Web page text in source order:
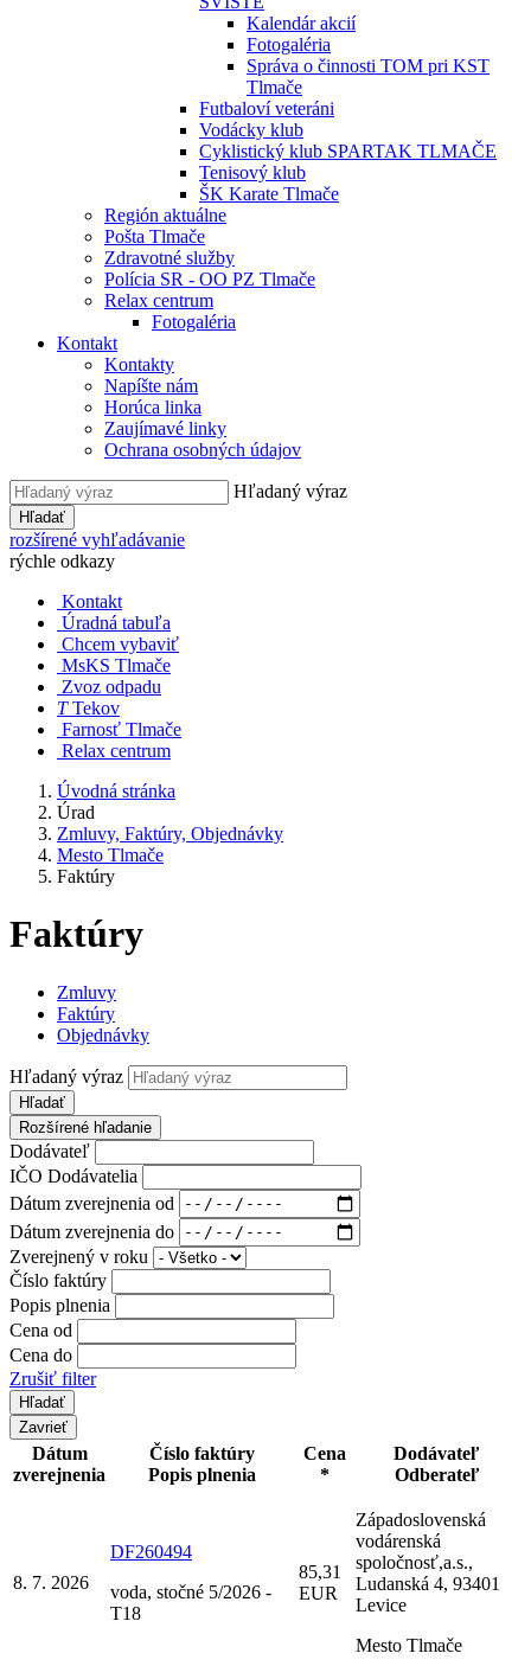
Kalendár akcií
Fotogaléria
Správa o činnosti TOM pri KST
Tlmače
Futbaloví veteráni
Vodácky klub
Cyklistický klub SPARTAK TLMAČE
Tenisový klub
ŠK Karate Tlmače
Región aktuálne
Pošta Tlmače
Zdravotné služby
Polícia SR - OO PZ Tlmače
Relax centrum
Fotogaléria
Kontakt
Kontakty
Napíšte nám
Horúca linka
Zaujímavé linky
Ochrana osobných údajov
Hľadaný výraz
Hľadať
rozšírené vyhľadávanie
rýchle odkazy
Kontakt
Úradná tabuľa
Chcem vybaviť
MsKS Tlmače
Zvoz odpadu
T Tekov
Farnosť Tlmače
Relax centrum
Úvodná stránka
Úrad
Zmluvy, Faktúry, Objednávky
Mesto Tlmače
Faktúry
Faktúry
Zmluvy
Faktúry
Objednávky
Hľadaný výraz
Hľadať
Rozšírené hľadanie
Dodávateľ
IČO Dodávatelia
Dátum zverejnenia od
Dátum zverejnenia do
Zverejnený v roku
Číslo faktúry
Popis plnenia
Cena od
Cena do
Zrušiť filter
Zavrieť
Dátum
zverejnenia
Číslo faktúry
Popis plnenia
Cena
*
Dodávateľ
Odberateľ
8. 7. 2026
DF260494
voda, stočné 5/2026 -
T18
85,31
EUR
Západoslovenská
vodárenská
spoločnosť,a.s.,
Ludanská 4, 93401
Levice
Mesto Tlmače